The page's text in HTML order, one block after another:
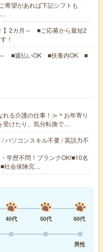
希望があれば下記シフトも
…
】2カ月～ ■ご応募から最短2
！
～ ■週払いOK ■扶養内OK ■
る介護の仕事！≫＊お年寄り
受けたり、気分転換で…
パソコンスキル不要 / 英語力不
学歴不問！ブランクOK!■10名
■社会保険完…
40代 50代
60代
男性